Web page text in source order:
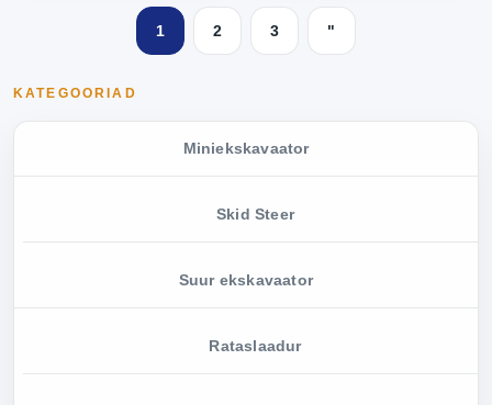
KATEGOORIAD
Miniekskavaator
Skid Steer
Suur ekskavaator
Rataslaadur
1 2 3 "